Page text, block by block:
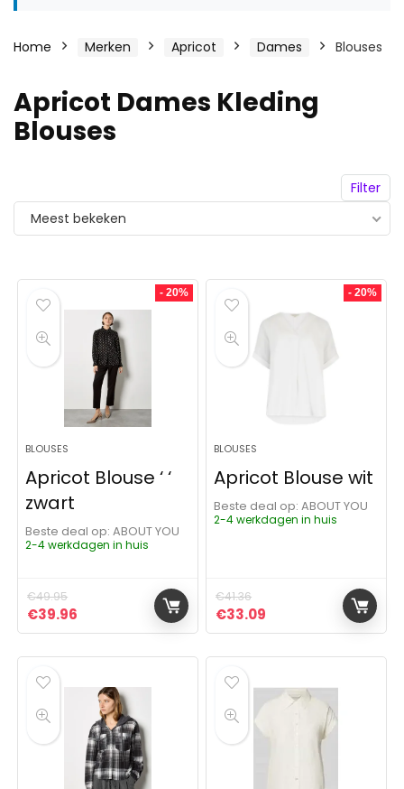
Home Merken Apricot Dames Blouses
Apricot Dames Kleding
Blouses
Filter
Meest bekeken
- 20%
BLOUSES
Apricot Blouse ‘ ‘
zwart
Beste deal op:
ABOUT YOU
2-4 werkdagen in huis
€49.95
Oorspronkelijke prijs was: €49.95.
€39.96 Huidige prijs is: €39.96.
- 20%
BLOUSES
Apricot Blouse wit
Beste deal op:
ABOUT YOU
2-4 werkdagen in huis
€41.36
Oorspronkelijke prijs was:
€33.09 Huidige prijs is: